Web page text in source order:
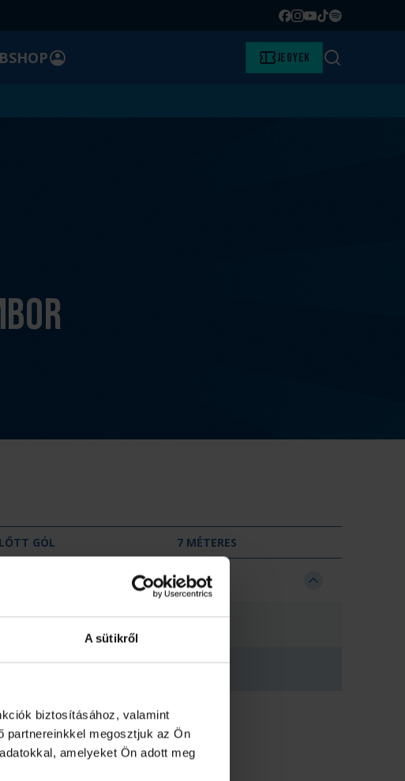
A sütikről
biztosításához, valamint
partnereinkkel megosztjuk az Ön
amelyeket Ön adott meg
Facebook
Instagram
YouTube
TikTok
Spotify
BELÉPÉS Jegyek Keresés
LŐTT GÓL 7 MÉTERES
0